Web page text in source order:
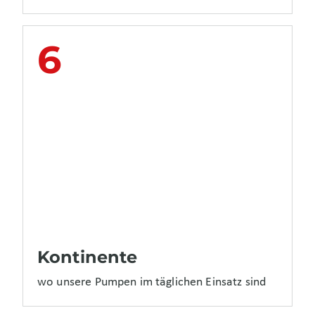
6
Kontinente
wo unsere Pumpen im täglichen Einsatz sind